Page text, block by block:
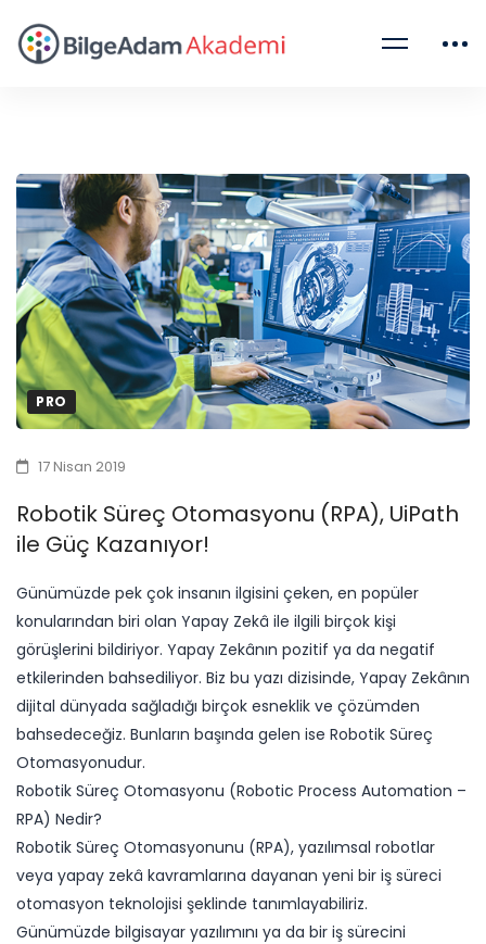
PRO
17 Nisan 2019
Robotik Süreç Otomasyonu (RPA), UiPath
ile Güç Kazanıyor!
​Günümüzde pek çok insanın ilgisini çeken, en popüler
konularından biri olan Yapay Zekâ ile ilgili birçok kişi
görüşlerini bildiriyor. Yapay Zekânın pozitif ya da negatif
etkilerinden bahsediliyor. Biz bu yazı dizisinde, Yapay Zekânın
dijital dünyada sağladığı birçok esneklik ve çözümden
bahsedeceğiz. Bunların başında gelen ise Robotik Süreç
Otomasyonudur.
Robotik Süreç Otomasyonu (Robotic Process Automation –
RPA) Nedir?
Robotik Süreç Otomasyonunu (RPA), yazılımsal robotlar
veya yapay zekâ kavramlarına dayanan yeni bir iş süreci
otomasyon teknolojisi şeklinde tanımlayabiliriz.
Günümüzde bilgisayar yazılımını ya da bir iş sürecini